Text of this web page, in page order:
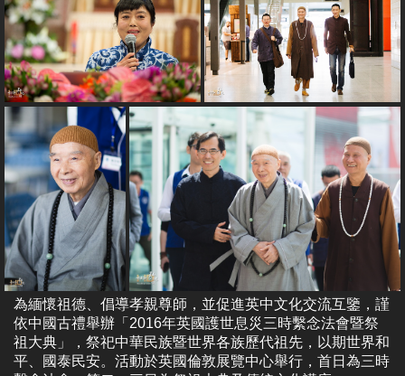
為緬懷祖德、倡導孝親尊師，並促進英中文化交流互鑒，謹
依中國古禮舉辦「2016年英國護世息災三時繫念法會暨祭
祖大典」，祭祀中華民族暨世界各族歷代祖先，以期世界和
平、國泰民安。活動於英國倫敦展覽中心舉行，首日為三時